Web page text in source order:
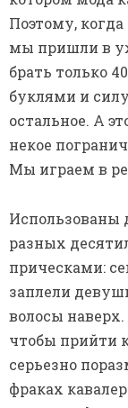
прическами:
заплели
волосы наверх.
чтобы прийти
серьезно
фраках
Лещенко, фрак
учетом того,
нарочито
сознательный
цветовая
фотографии,
здесь нет ни
серебристо-